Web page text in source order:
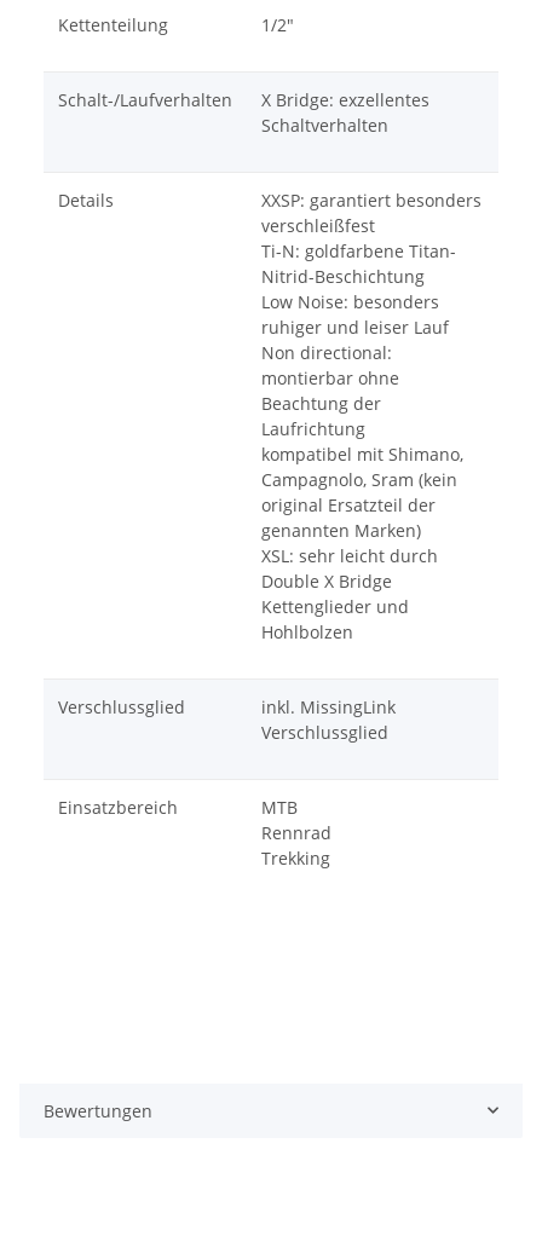
Kettenteilung 1/2"
Schalt-/Laufverhalten
X Bridge: exzellentes
Schaltverhalten
Details
XXSP: garantiert besonders
verschleißfest
Ti-N: goldfarbene Titan-
Nitrid-Beschichtung
Low Noise: besonders
ruhiger und leiser Lauf
Non directional:
montierbar ohne
Beachtung der
Laufrichtung
kompatibel mit Shimano,
Campagnolo, Sram (kein
original Ersatzteil der
genannten Marken)
XSL: sehr leicht durch
Double X Bridge
Kettenglieder und
Hohlbolzen
Verschlussglied
inkl. MissingLink
Verschlussglied
Einsatzbereich
MTB
Rennrad
Trekking
Bewertungen